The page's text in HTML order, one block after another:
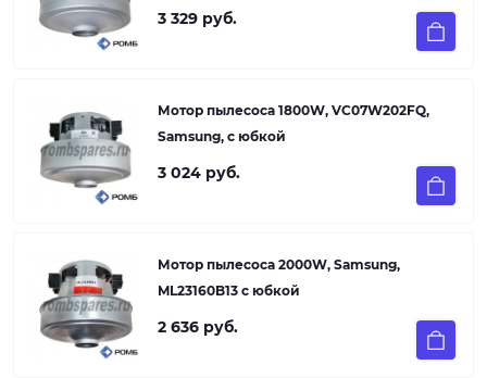
3 329 руб.
Мотор пылесоса 1800W, VC07W202FQ,
Samsung, с юбкой
3 024 руб.
Мотор пылесоса 2000W, Samsung,
ML23160B13 с юбкой
2 636 руб.